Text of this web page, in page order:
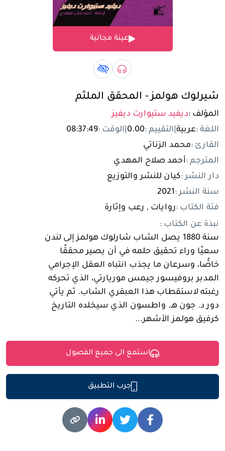
تسجيل الدخول
مستخدم جديد
عينة مجانية
صوتي bookكتاب لذوي الهمم book
شيرلوك هولمز - المحقق الملثم
المؤلف :ديفيد ستيوارت ديفيز
اللغة :عربية التقييم :0.00 الوقت :08:37:49
القارئ :محمد الزناتي
المترجم :أحمد صلاح المهدي
دار النشر :كيان للنشر والتوزيع
سنة النشر :2021
فئة الكتاب :روايات , رعب وإثارة
نبذة عن الكتاب :
سنة 1880 يصل الشاب شارلوك هولمز إلى لندن
سعيًا وراء تحقيق حلمه في أن يصير محققًا
خاصًّا، وسرعان ما يجذب انتباه العقل الإجرامي
المدبر بروفيسور جيمس موريارتي، الذي تحركه
رغبته لاستقطاب هذا العبقري الشاب. ثم يأتي
دور د. جون هـ. واطسون الذي سيخلده التاريخ
كرفيق هولمز الأشهر...
استمع الى جميع الفصول
جرب التطبيق